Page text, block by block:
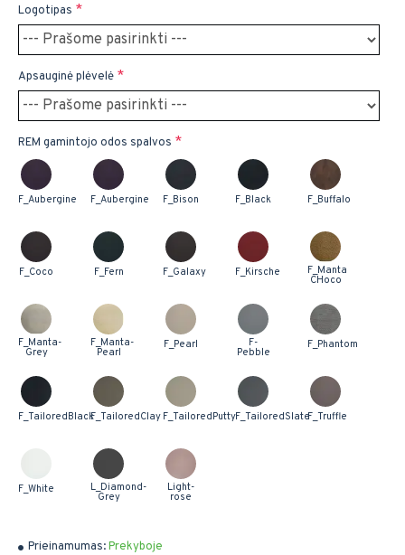
Prieinamumas:Prekyboje
Logotipas
Apsauginė plėvelė
REM gamintojo odos spalvos
F_Aubergine F_Aubergine F_Bison F_Black F_Buffalo
F_Coco F_Fern F_Galaxy F_Kirsche F_Manta
CHoco
F_Manta-
Grey
F_Manta-
Pearl
F_Pearl F-
Pebble
F_Phantom
F_TailoredBlackF_TailoredClay F_TailoredPuttyF_TailoredSlateF_Truffle
F_White L_Diamond-
Grey
Light-
rose